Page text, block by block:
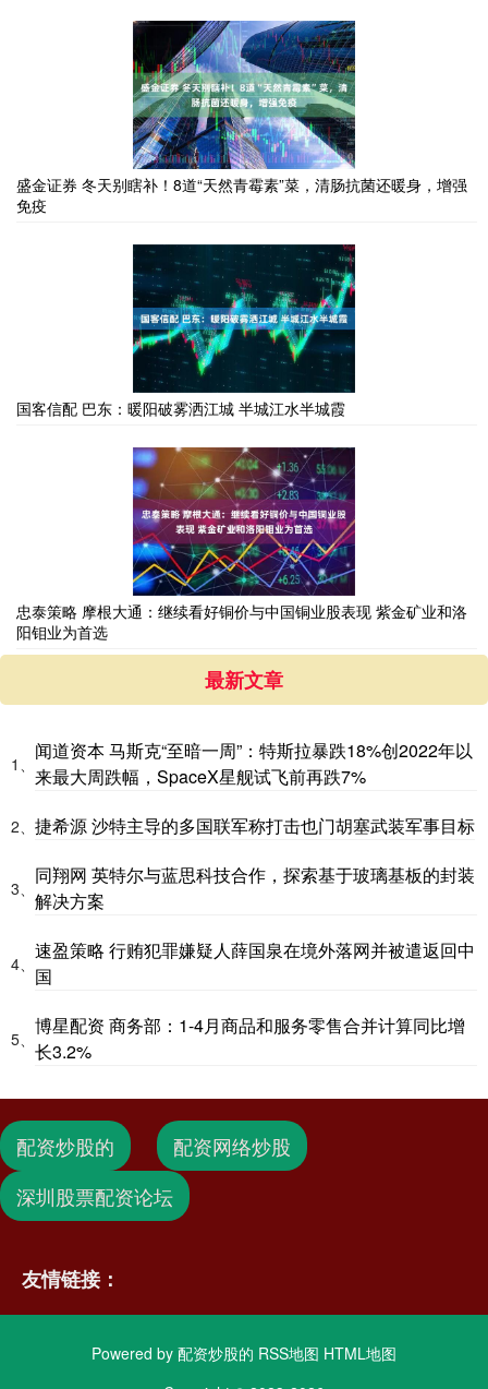
盛金证券 冬天别瞎补！8道“天然青霉素”菜，清肠抗菌还暖身，增强
免疫
国客信配 巴东：暖阳破雾洒江城 半城江水半城霞
忠泰策略 摩根大通：继续看好铜价与中国铜业股表现 紫金矿业和洛
阳钼业为首选
最新文章
1、
闻道资本 马斯克“至暗一周”：特斯拉暴跌18%创2022年以
来最大周跌幅，SpaceX星舰试飞前再跌7%
2、 捷希源 沙特主导的多国联军称打击也门胡塞武装军事目标
3、
同翔网 英特尔与蓝思科技合作，探索基于玻璃基板的封装
解决方案
4、
速盈策略 行贿犯罪嫌疑人薛国泉在境外落网并被遣返回中
国
5、
博星配资 商务部：1-4月商品和服务零售合并计算同比增
长3.2%
配资炒股的
配资网络炒股
深圳股票配资论坛
友情链接：
Powered by 配资炒股的 RSS地图 HTML地图